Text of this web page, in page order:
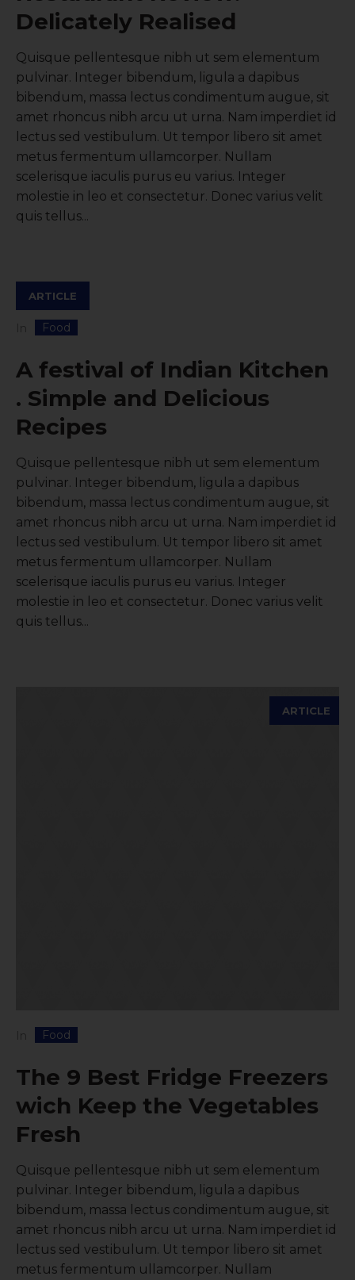
Delicately Realised
Quisque pellentesque nibh ut sem elementum
pulvinar. Integer bibendum, ligula a dapibus
bibendum, massa lectus condimentum augue, sit
amet rhoncus nibh arcu ut urna. Nam imperdiet id
lectus sed vestibulum. Ut tempor libero sit amet
metus fermentum ullamcorper. Nullam
scelerisque iaculis purus eu varius. Integer
molestie in leo et consectetur. Donec varius velit
quis tellus...
ARTICLE
In Food
A festival of Indian Kitchen
. Simple and Delicious
Recipes
Quisque pellentesque nibh ut sem elementum
pulvinar. Integer bibendum, ligula a dapibus
bibendum, massa lectus condimentum augue, sit
amet rhoncus nibh arcu ut urna. Nam imperdiet id
lectus sed vestibulum. Ut tempor libero sit amet
metus fermentum ullamcorper. Nullam
scelerisque iaculis purus eu varius. Integer
molestie in leo et consectetur. Donec varius velit
quis tellus...
ARTICLE
In Food
The 9 Best Fridge Freezers
wich Keep the Vegetables
Fresh
Quisque pellentesque nibh ut sem elementum
pulvinar. Integer bibendum, ligula a dapibus
bibendum, massa lectus condimentum augue, sit
amet rhoncus nibh arcu ut urna. Nam imperdiet id
lectus sed vestibulum. Ut tempor libero sit amet
metus fermentum ullamcorper. Nullam